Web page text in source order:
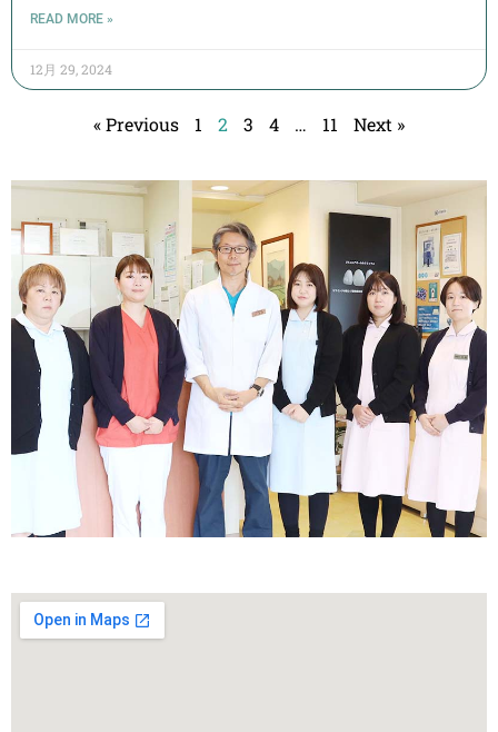
READ MORE »
12月 29, 2024
« Previous 1 2 3 4 … 11 Next »